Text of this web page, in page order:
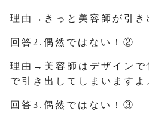
理由→きっと美容師が引き
回答2.偶然ではない！②
理由→美容師はデザインで
で引き出してしまいますよ
回答3.偶然ではない！③